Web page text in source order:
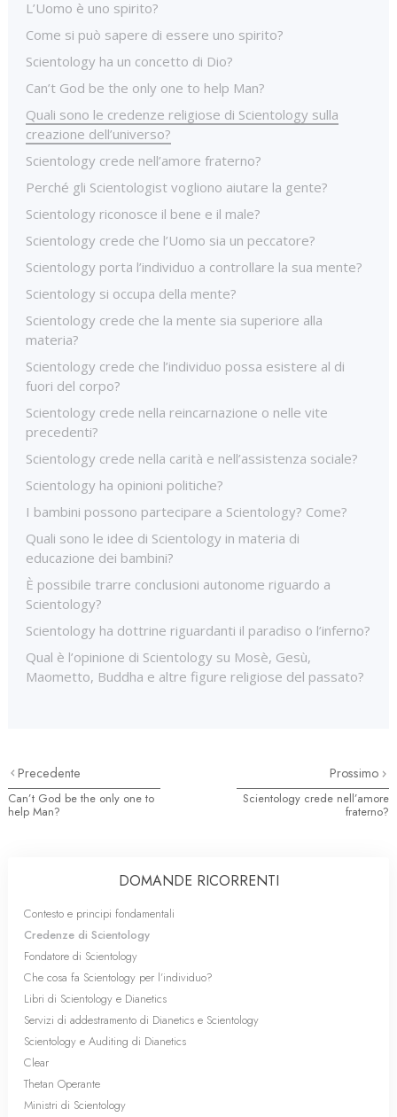
L’Uomo è uno spirito?
Come si può sapere di essere uno spirito?
Scientology ha un concetto di Dio?
Can’t God be the only one to help Man?
Quali sono le credenze religiose di Scientology sulla
creazione dell’universo?
Scientology crede nell’amore fraterno?
Perché gli Scientologist vogliono aiutare la gente?
Scientology riconosce il bene e il male?
Scientology crede che l’Uomo sia un peccatore?
Scientology porta l’individuo a controllare la sua mente?
Scientology si occupa della mente?
Scientology crede che la mente sia superiore alla
materia?
Scientology crede che l’individuo possa esistere al di
fuori del corpo?
Scientology crede nella reincarnazione o nelle vite
precedenti?
Scientology crede nella carità e nell’assistenza sociale?
Scientology ha opinioni politiche?
I bambini possono partecipare a Scientology? Come?
Quali sono le idee di Scientology in materia di
educazione dei bambini?
È possibile trarre conclusioni autonome riguardo a
Scientology?
Scientology ha dottrine riguardanti il paradiso o l’inferno?
Qual è l’opinione di Scientology su Mosè, Gesù,
Maometto, Buddha e altre figure religiose del passato?
Precedente
Can’t God be the only one to
help Man?
Prossimo
Scientology crede nell’amore
fraterno?
DOMANDE RICORRENTI
Contesto e principi fondamentali
Credenze di Scientology
Fondatore di Scientology
Che cosa fa Scientology per l’individuo?
Libri di Scientology e Dianetics
Servizi di addestramento di Dianetics e Scientology
Scientology e Auditing di Dianetics
Clear
Thetan Operante
Ministri di Scientology